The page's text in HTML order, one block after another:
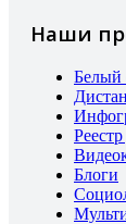
Наши
Белый
Блоги